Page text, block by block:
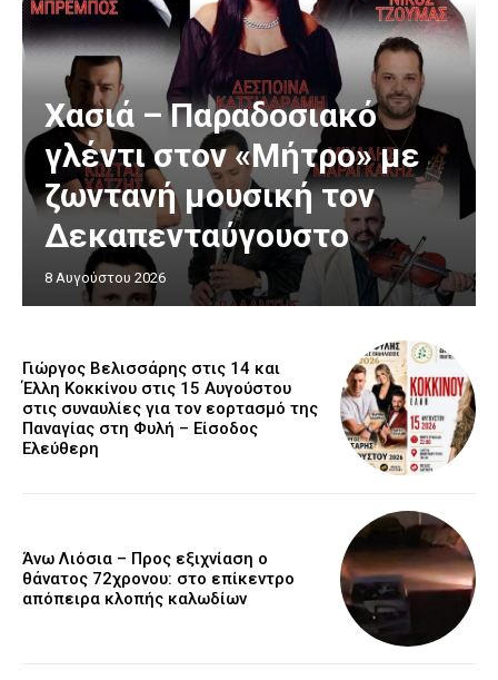
Χασιά – Παραδοσιακό
γλέντι στον «Μήτρο» με
ζωντανή μουσική τον
Δεκαπενταύγουστο
8 Αυγούστου 2026
Γιώργος Βελισσάρης στις 14 και
Έλλη Κοκκίνου στις 15 Αυγούστου
στις συναυλίες για τον εορτασμό της
Παναγίας στη Φυλή – Είσοδος
Ελεύθερη
Άνω Λιόσια – Προς εξιχνίαση ο
θάνατος 72χρονου: στο επίκεντρο
απόπειρα κλοπής καλωδίων